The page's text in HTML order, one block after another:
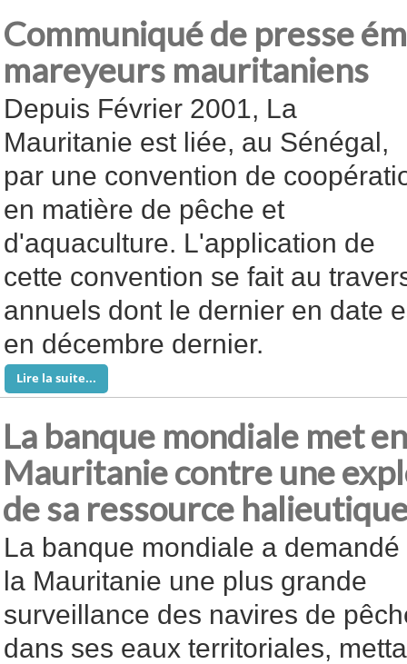
Communiqué de presse
mareyeurs mauritaniens
Depuis Février 2001, La
Mauritanie est liée, au Sénégal,
par une convention de
en matière de pêche et
d'aquaculture. L'application de
cette convention se fait au
annuels dont le dernier en date
en décembre dernier.
Lire la suite...
La banque mondiale met
Mauritanie contre une
de sa ressource
La banque mondiale a demandé
la Mauritanie une plus grande
surveillance des navires de
dans ses eaux territoriales,